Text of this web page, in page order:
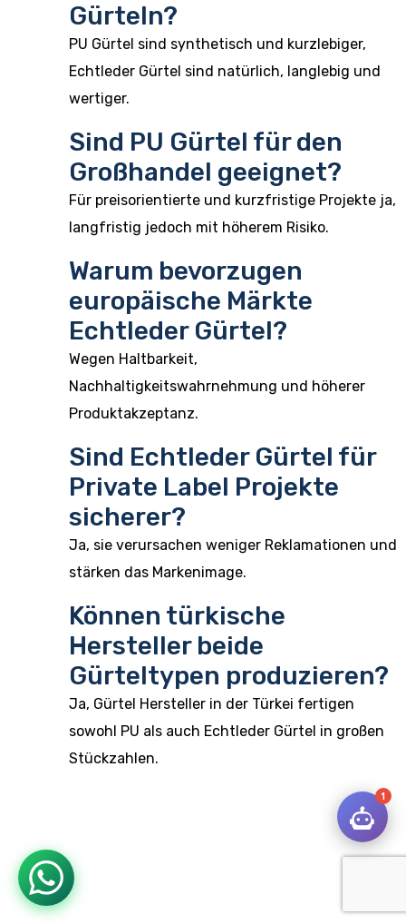
Gürteln?
PU Gürtel sind synthetisch und kurzlebiger,
Echtleder Gürtel sind natürlich, langlebig und
wertiger.
Sind PU Gürtel für den
Großhandel geeignet?
Für preisorientierte und kurzfristige Projekte ja,
langfristig jedoch mit höherem Risiko.
Warum bevorzugen
europäische Märkte
Echtleder Gürtel?
Wegen Haltbarkeit,
Nachhaltigkeitswahrnehmung und höherer
Produktakzeptanz.
Sind Echtleder Gürtel für
Private Label Projekte
sicherer?
Ja, sie verursachen weniger Reklamationen und
stärken das Markenimage.
Können türkische
Hersteller beide
Gürteltypen produzieren?
Ja, Gürtel Hersteller in der Türkei fertigen
sowohl PU als auch Echtleder Gürtel in großen
Stückzahlen.
1